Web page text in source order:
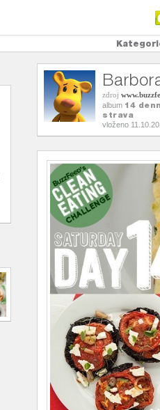
zdroj
album 14
strava
vloženo